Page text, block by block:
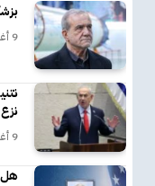
9 أغسطس، 2026
9 أغسطس، 2026
هل